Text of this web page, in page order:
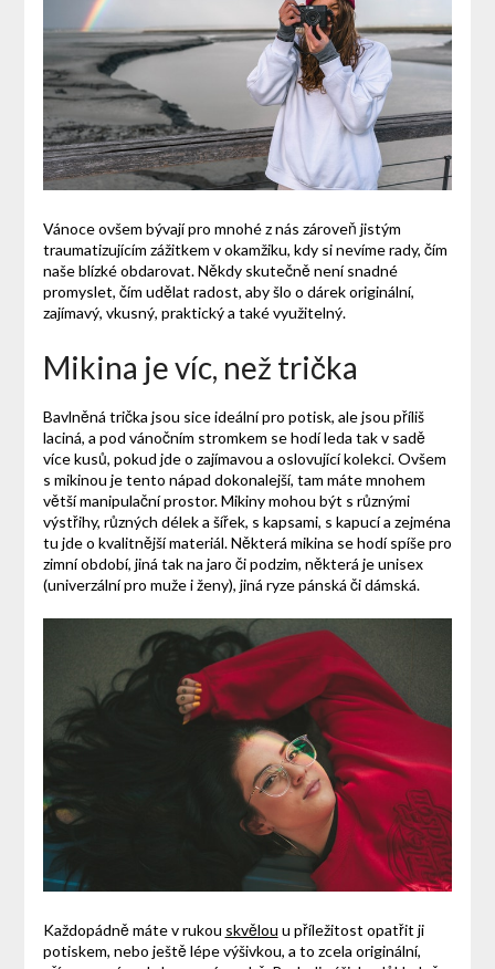
Vánoce ovšem bývají pro mnohé z nás zároveň jistým
traumatizujícím zážitkem v okamžiku, kdy si nevíme rady, čím
naše blízké obdarovat. Někdy skutečně není snadné
promyslet, čím udělat radost, aby šlo o dárek originální,
zajímavý, vkusný, praktický a také využitelný.
Mikina je víc, než trička
Bavlněná trička jsou sice ideální pro potisk, ale jsou příliš
laciná, a pod vánočním stromkem se hodí leda tak v sadě
více kusů, pokud jde o zajímavou a oslovující kolekci. Ovšem
s mikinou je tento nápad dokonalejší, tam máte mnohem
větší manipulační prostor. Mikiny mohou být s různými
výstřihy, různých délek a šířek, s kapsami, s kapucí a zejména
tu jde o kvalitnější materiál. Některá mikina se hodí spíše pro
zimní období, jiná tak na jaro či podzim, některá je unisex
(univerzální pro muže i ženy), jiná ryze pánská či dámská.
Každopádně máte v rukou skvělou u příležitost opatřit ji
potiskem, nebo ještě lépe výšivkou, a to zcela originální,